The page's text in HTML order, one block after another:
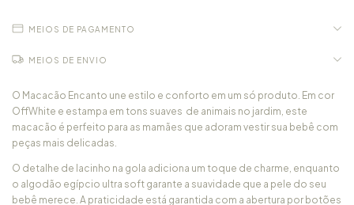
MEIOS DE PAGAMENTO
MEIOS DE ENVIO
O Macacão Encanto une estilo e conforto em um só produto. Em cor
OffWhite e estampa em tons suaves de animais no jardim, este
macacão é perfeito para as mamães que adoram vestir sua bebê com
peças mais delicadas.
O detalhe de lacinho na gola adiciona um toque de charme, enquanto
o algodão egípcio ultra soft garante a suavidade que a pele do seu
bebê merece. A praticidade está garantida com a abertura por botões